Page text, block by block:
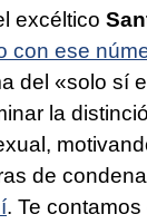
excéltico
con ese
del «solo sí
la
de
. Te